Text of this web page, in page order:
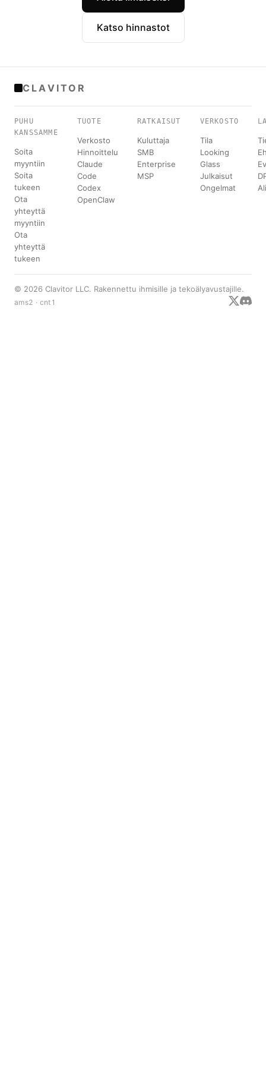
Katso hinnastot
CLAVITOR
PUHU
KANSSAMME
Soita
myyntiin
Soita
tukeen
Ota
yhteyttä
myyntiin
Ota
yhteyttä
tukeen
TUOTE
Verkosto
Hinnoittelu
Claude
Code
Codex
OpenClaw
RATKAISUT
Kuluttaja
SMB
Enterprise
MSP
VERKOSTO
Tila
Looking
Glass
Julkaisut
Ongelmat
© 2026 Clavitor LLC. Rakennettu ihmisille ja tekoälyavustajille.
ams2 · cnt1